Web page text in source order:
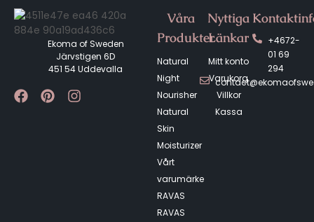
Ekoma of Sweden
Järvstigen 6D
451 54 Uddevalla
Våra
Produkter
Natural
Night
Nourisher
Natural
Skin
Moisturizer
Vårt
varumärke
RAVAS
RAVAS
Nyttiga
Länkar
Mitt konto
Varukorg
Villkor
Kassa
+4672-
01 69
294